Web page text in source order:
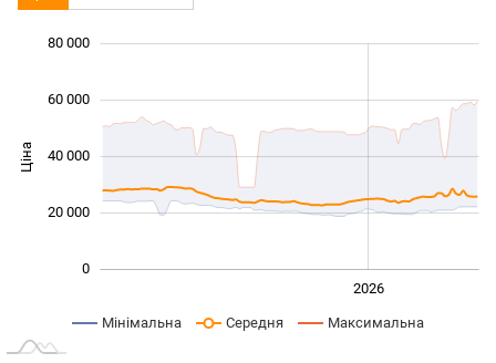
Ціна 10 000
0
20 000
40 000
60 000
80 000
2026
Мінімальна Середня Максимальна